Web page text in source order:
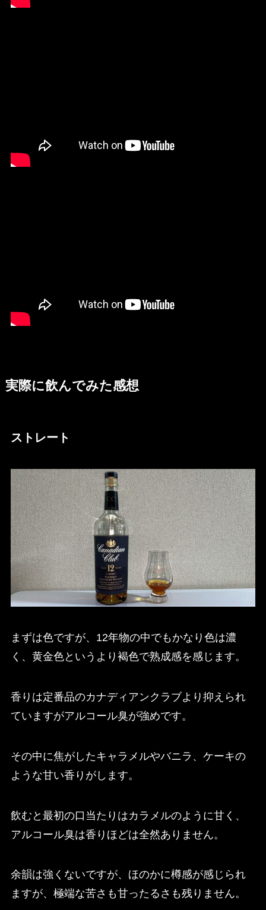
実際に飲んでみた感想
ストレート
まずは色ですが、12年物の中でもかなり色は濃
く、黄金色というより褐色で熟成感を感じます。
香りは定番品のカナディアンクラブより抑えられ
ていますがアルコール臭が強めです。
その中に焦がしたキャラメルやバニラ、ケーキの
ような甘い香りがします。
飲むと最初の口当たりはカラメルのように甘く、
アルコール臭は香りほどは全然ありません。
余韻は強くないですが、ほのかに樽感が感じられ
ますが、極端な苦さも甘ったるさも残りません。